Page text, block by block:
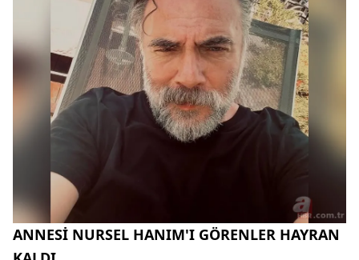
ANNESİ NURSEL HANIM'I GÖRENLER HAYRAN